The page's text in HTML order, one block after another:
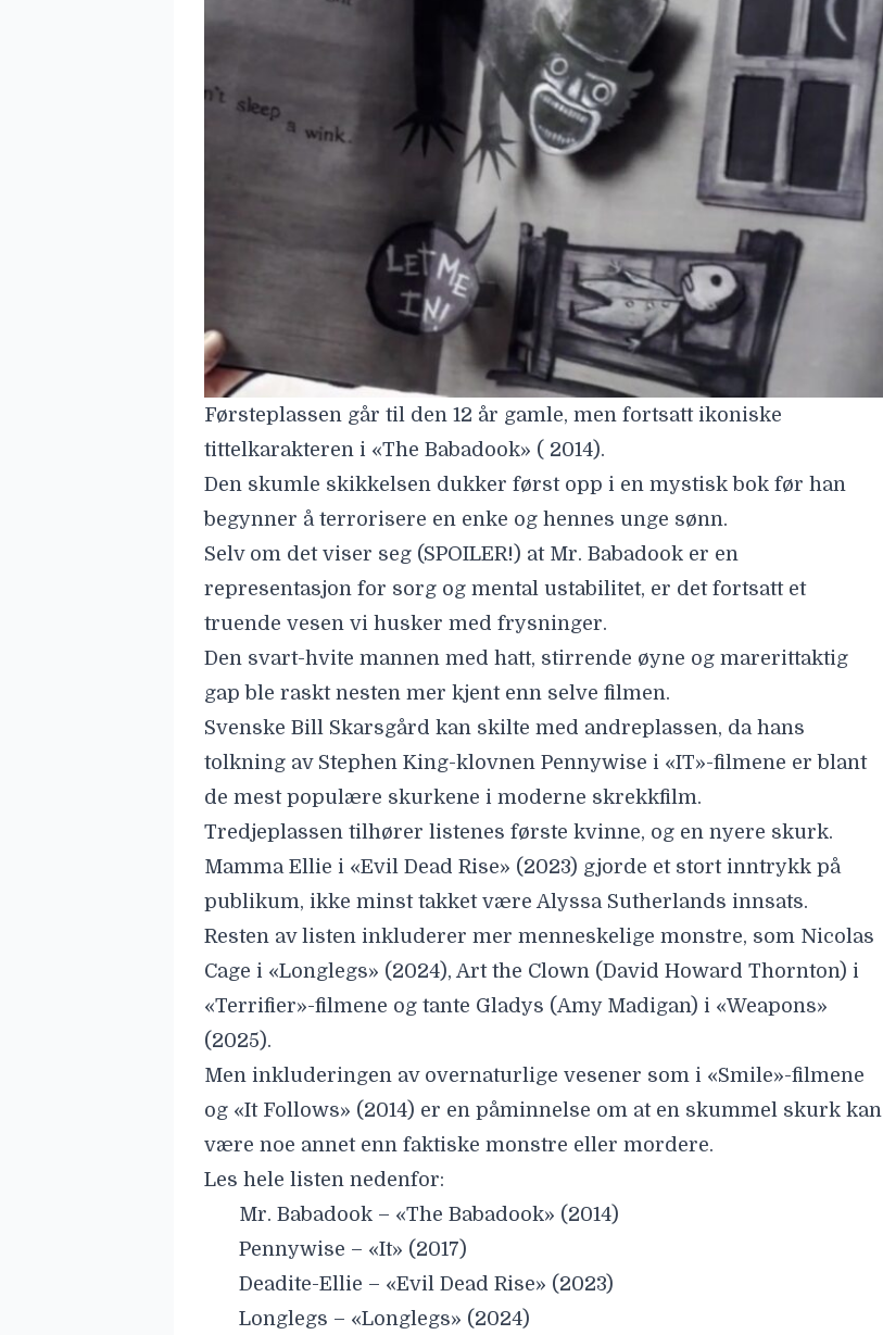
Førsteplassen går til den 12 år gamle, men fortsatt ikoniske
tittelkarakteren i «The Babadook» ( 2014).
Den skumle skikkelsen dukker først opp i en mystisk bok før han
begynner å terrorisere en enke og hennes unge sønn.
Selv om det viser seg (SPOILER!) at Mr. Babadook er en
representasjon for sorg og mental ustabilitet, er det fortsatt et
truende vesen vi husker med frysninger.
Den svart-hvite mannen med hatt, stirrende øyne og marerittaktig
gap ble raskt nesten mer kjent enn selve filmen.
Svenske Bill Skarsgård kan skilte med andreplassen, da hans
tolkning av Stephen King-klovnen Pennywise i «IT»-filmene er blant
de mest populære skurkene i moderne skrekkfilm.
Tredjeplassen tilhører listenes første kvinne, og en nyere skurk.
Mamma Ellie i «Evil Dead Rise» (2023) gjorde et stort inntrykk på
publikum, ikke minst takket være Alyssa Sutherlands innsats.
Resten av listen inkluderer mer menneskelige monstre, som Nicolas
Cage i «Longlegs» (2024), Art the Clown (David Howard Thornton) i
«Terrifier»-filmene og tante Gladys (Amy Madigan) i «Weapons»
(2025).
Men inkluderingen av overnaturlige vesener som i «Smile»-filmene
og «It Follows» (2014) er en påminnelse om at en skummel skurk kan
være noe annet enn faktiske monstre eller mordere.
Les hele listen nedenfor:
Mr. Babadook – «The Babadook» (2014)
Pennywise – «It» (2017)
Deadite-Ellie – «Evil Dead Rise» (2023)
Longlegs – «Longlegs» (2024)